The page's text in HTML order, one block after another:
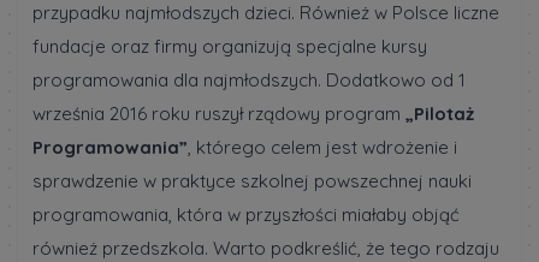
przypadku najmłodszych dzieci. Również w Polsce liczne
fundacje oraz firmy organizują specjalne kursy
programowania dla najmłodszych. Dodatkowo od 1
września 2016 roku ruszył rządowy program „Pilotaż
Programowania”, którego celem jest wdrożenie i
sprawdzenie w praktyce szkolnej powszechnej nauki
programowania, która w przyszłości miałaby objąć
również przedszkola. Warto podkreślić, że tego rodzaju